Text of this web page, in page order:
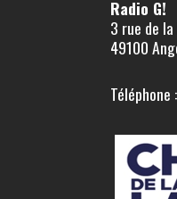
Radio G!
3 rue de la
49100